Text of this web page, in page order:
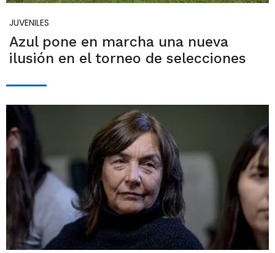
JUVENILES
Azul pone en marcha una nueva
ilusión en el torneo de selecciones